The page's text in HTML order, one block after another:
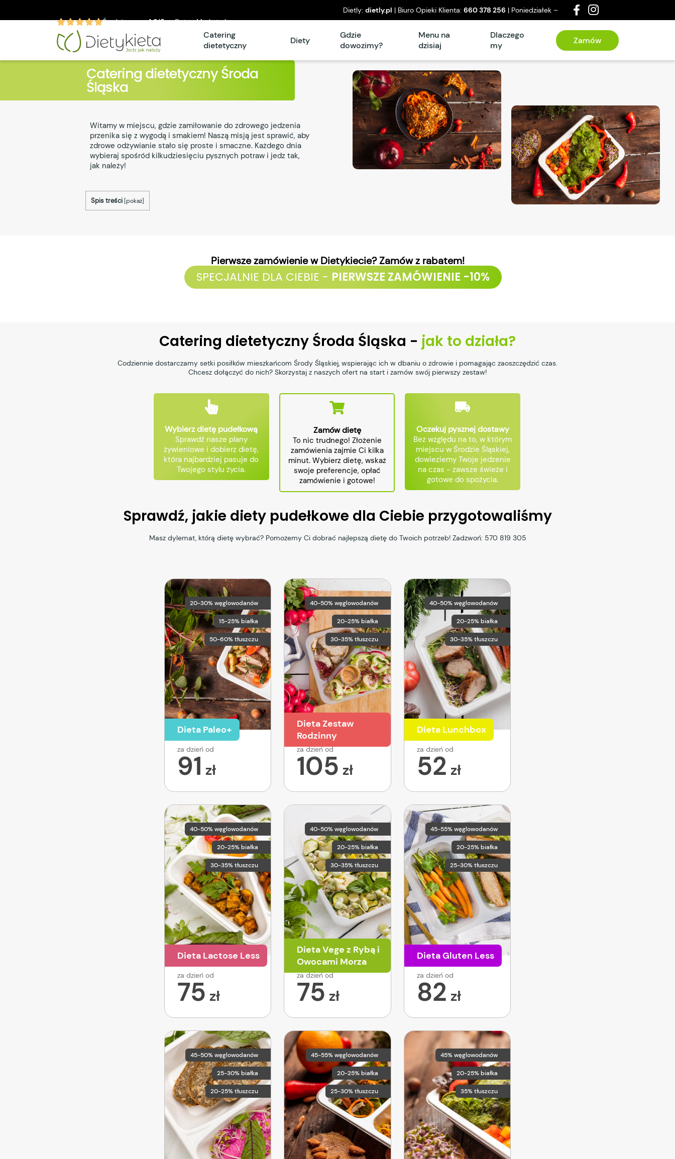
Średnia ocen4.9/5w CateroMarket.pl
Dietly: dietly.pl | Biuro Opieki Klienta: 660 378 256 | Poniedziałek –
piątek: 8°° – 16°°
Catering
dietetyczny
Diety
Gdzie
dowozimy?
Menu na
dzisiaj
Dlaczego
my
Zamów
Catering dietetyczny Środa
Śląska
Witamy w miejscu, gdzie zamiłowanie do zdrowego jedzenia
przenika się z wygodą i smakiem! Naszą misją jest sprawić, aby
zdrowe odżywianie stało się proste i smaczne. Każdego dnia
wybieraj spośród kilkudziesięciu pysznych potraw i jedz tak,
jak należy!
Spis treści [pokaż]
Pierwsze zamówienie w Dietykiecie? Zamów z rabatem!
SPECJALNIE DLA CIEBIE - PIERWSZE ZAMÓWIENIE -10%
Catering dietetyczny Środa Śląska - jak to działa?
Codziennie dostarczamy setki posiłków mieszkańcom Środy Śląskiej, wspierając ich w dbaniu o zdrowie i pomagając zaoszczędzić czas.
Chcesz dołączyć do nich? Skorzystaj z naszych ofert na start i zamów swój pierwszy zestaw!
Wybierz dietę pudełkową
Sprawdź nasze plany
żywieniowe i dobierz dietę,
która najbardziej pasuje do
Twojego stylu życia.
Zamów dietę
To nic trudnego! Złożenie
zamówienia zajmie Ci kilka
minut. Wybierz dietę, wskaż
swoje preferencje, opłać
zamówienie i gotowe!
Oczekuj pysznej dostawy
Bez względu na to, w którym
miejscu w Środzie Śląskiej,
dowieziemy Twoje jedzenie
na czas - zawsze świeże i
gotowe do spożycia.
Sprawdź, jakie diety pudełkowe dla Ciebie przygotowaliśmy
Masz dylemat, którą dietę wybrać? Pomożemy Ci dobrać najlepszą dietę do Twoich potrzeb! Zadzwoń: 570 819 305
20-30% węglowodanów
15-25% białka
50-60% tłuszczu
Dieta Paleo+
za dzień od
91 zł
40-50% węglowodanów
20-25% białka
30-35% tłuszczu
Dieta Zestaw
Rodzinny
za dzień od
105 zł
40-50% węglowodanów
20-25% białka
30-35% tłuszczu
Dieta Lunchbox
za dzień od
52 zł
40-50% węglowodanów
20-25% białka
30-35% tłuszczu
Dieta Lactose Less
za dzień od
75 zł
40-50% węglowodanów
20-25% białka
30-35% tłuszczu
Dieta Vege z Rybą i
Owocami Morza
za dzień od
75 zł
45-55% węglowodanów
20-25% białka
25-30% tłuszczu
Dieta Gluten Less
za dzień od
82 zł
45-50% węglowodanów
25-30% białka
20-25% tłuszczu
45-55% węglowodanów
20-25% białka
25-30% tłuszczu
45% węglowodanów
20-25% białka
35% tłuszczu